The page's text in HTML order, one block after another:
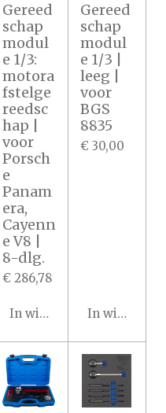
Gereed
schap
modul
e 1/3:
motora
fstelge
reedsc
hap |
voor
Porsch
e
Panam
era,
Cayenn
e V8 |
8-dlg.
€ 286,78
In winkelwagen
Gereed
schap
modul
e 1/3 |
leeg |
voor
BGS
8835
€ 30,00
In